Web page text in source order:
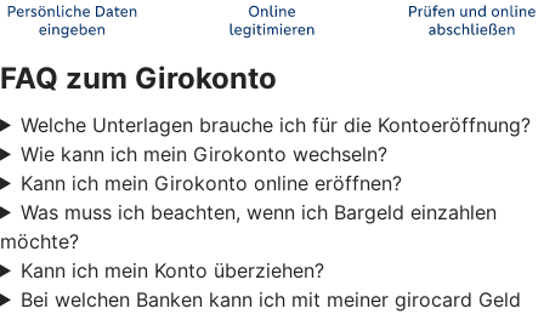
FAQ zum Girokonto
Welche Unterlagen brauche ich für die Kontoeröffnung?
Wie kann ich mein Girokonto wechseln?
Kann ich mein Girokonto online eröffnen?
Was muss ich beachten, wenn ich Bargeld einzahlen
möchte?
Kann ich mein Konto überziehen?
Bei welchen Banken kann ich mit meiner girocard Geld